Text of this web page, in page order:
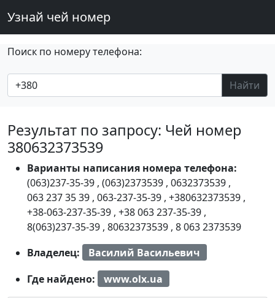
Узнай чей номер
Поиск по номеру телефона:
Найти
Результат по запросу: Чей номер
380632373539
Варианты написания номера телефона:
(063)237-35-39 , (063)2373539 , 0632373539 ,
063 237 35 39 , 063-237-35-39 , +380632373539 ,
+38-063-237-35-39 , +38 063 237-35-39 ,
8(063)237-35-39 , 80632373539 , 8 063 2373539
Владелец:
Василий Васильевич
Где найдено:
www.olx.ua